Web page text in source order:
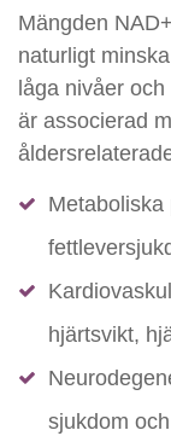
Mängden
naturligt
låga nivåer
är associerad
Metaboliska
hjärtsvikt,
sjukdom